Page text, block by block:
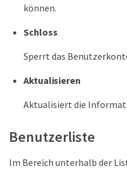
können.
Schloss
Sperrt das
Aktualisieren
Aktualisiert die
Benutzerliste
Im Bereich unterhalb der